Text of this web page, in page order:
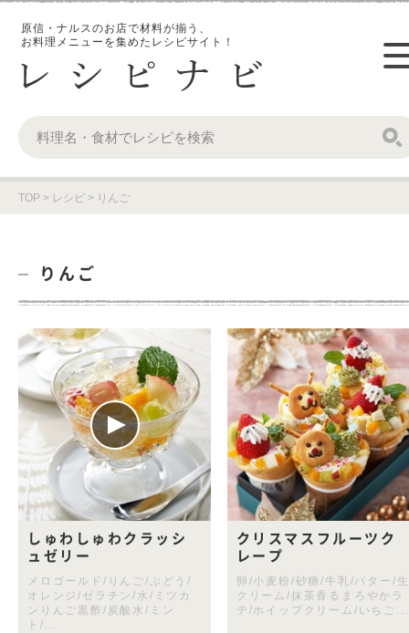
原信・ナルスのお店で材料が揃う、
お料理メニューを集めたレシピサイト！
TOP > レシピ > りんご
りんご
しゅわしゅわクラッシ
ュゼリー
メロゴールド/りんご/ぶどう/
オレンジ/ゼラチン/水/ミツカ
ンりんご黒酢/炭酸水/ミン
ト/...
クリスマスフルーツク
レープ
卵/小麦粉/砂糖/牛乳/バター/生
クリーム/抹茶香るまろやかラ
テ/ホイップクリーム/いちご...